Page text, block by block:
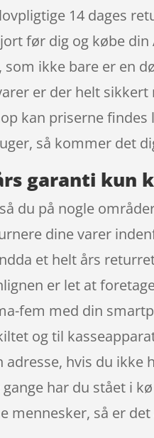
14 dages
før dig og købe din
ikke bare er en
er der helt
kan priserne
så kommer det
garanti kun
du på nogle
dine varer
et helt års
er let at
fem med din
og til
hvis du ikke
har du stået i
så er